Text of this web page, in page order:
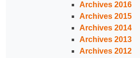
Archives 2016
Archives 2015
Archives 2014
Archives 2013
Archives 2012